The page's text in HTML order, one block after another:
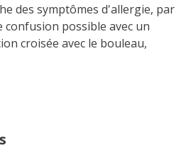
des symptômes d'allergie, par
confusion possible avec un
croisée avec le bouleau,